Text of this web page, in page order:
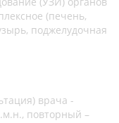
(печень,
поджелудочная
врача -
повторный –